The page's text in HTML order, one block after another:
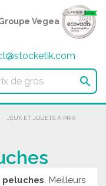
Vegea

JEUX ET JOUETS À PRIX
peluches. Meilleurs